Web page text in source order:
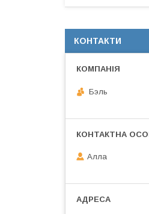
КОНТАКТИ
Бэль
Алла